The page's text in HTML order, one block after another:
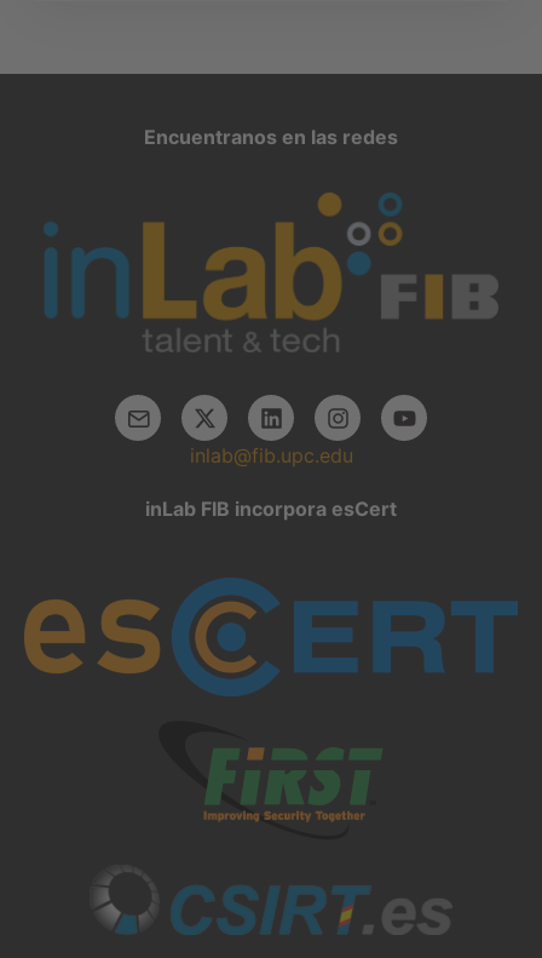
Encuentranos en las redes
inlab@fib.upc.edu
inLab FIB incorpora esCert